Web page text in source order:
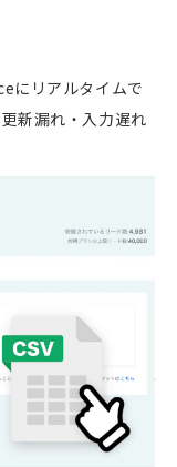
にリアルタイムで
新漏れ・入力遅れ